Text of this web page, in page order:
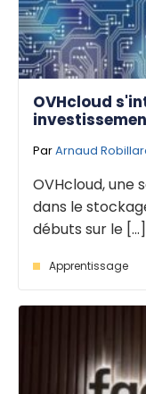
OVHcloud
ParArnaud
OVHcloud, une
dans le
débuts sur le [...]
Apprentissage